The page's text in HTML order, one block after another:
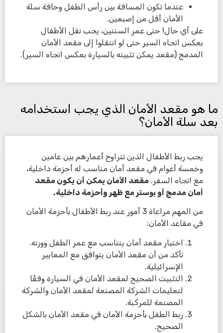
عندما تكون المسافة بين رأس الطفل وحافة سلة
الأمان أقل من إصبعين.
على أي حال! حتى عمر السنتين، يجب نقل الأطفال
بعكس اتجاه السير حتى لو انتقلوا إلى مقعد الأمان
المدمج (مقعد يمكن تثبيته بالسيارة بعكس اتجاه السير).
ما هو مقعد الأمان الذي يجب استخدامه
بعد سلة الأمان؟
يجب ربط الأطفال الذين تتراوح أعمارهم بين عامين
وخمسة أعوام في مقعد أمان مناسب له أحزمة داخلية،
مع اتجاه السفر. مقعد الأمان يمكن أن يكون مقعد
أمان مدمج أو بوستر مع ظهر وأحزمة داخلية.
من المهم مراعاة 3 أمور عند ربط الأطفال بأحزمة الأمان
في مقاعد الأمان:
اختيار مقعد أمان يتناسب مع عمر الطفل ووزنه.
تأكد من أن مقعد الأمان يتوافق مع المعايير
الإسرائيلية.
التثبيت الصحيح لمقعد الأمان في السيارة وفقًا
لتعليمات الشركة المصنعة لمقعد الأمان والشركة
المصنعة للمركبة.
ربط الطفل بأحزمة الأمان في مقعد الأمان بالشكل
الصحيح.